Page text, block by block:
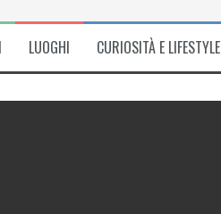
LUOGHI CURIOSITÀ E LIFESTYLE